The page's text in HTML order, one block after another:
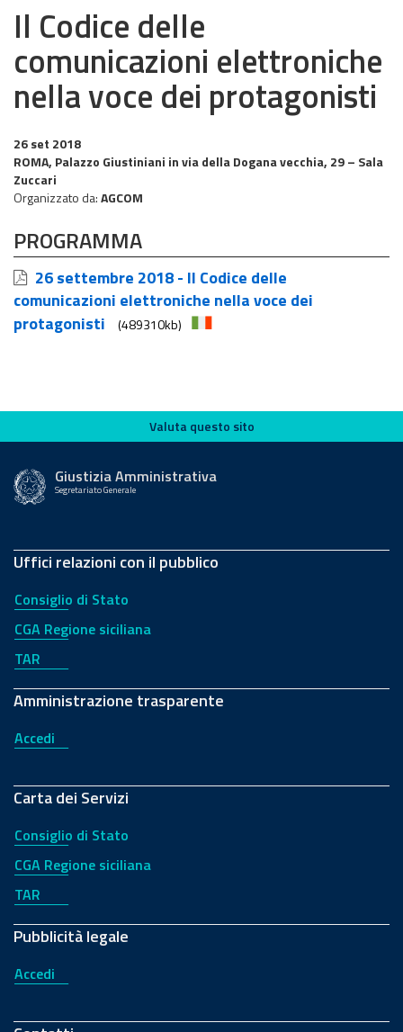
Il Codice delle
comunicazioni elettroniche
nella voce dei protagonisti
26 set 2018
ROMA, Palazzo Giustiniani in via della Dogana vecchia, 29 – Sala
Zuccari
Organizzato da:AGCOM
PROGRAMMA
26 settembre 2018 - Il Codice delle
comunicazioni elettroniche nella voce dei
protagonisti
(489310kb)
Valuta questo sito
Valuta questo sito
Giustizia Amministrativa
Segretariato Generale
Uffici relazioni con il pubblico
Consiglio di Stato
CGA Regione siciliana
TAR
Amministrazione trasparente
Accedi
Carta dei Servizi
Consiglio di Stato
CGA Regione siciliana
TAR
Pubblicità legale
Accedi